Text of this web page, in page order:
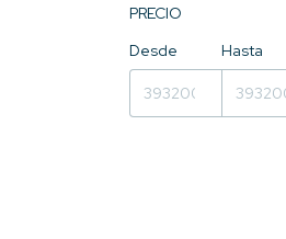
PRECIO
Desde
Hasta